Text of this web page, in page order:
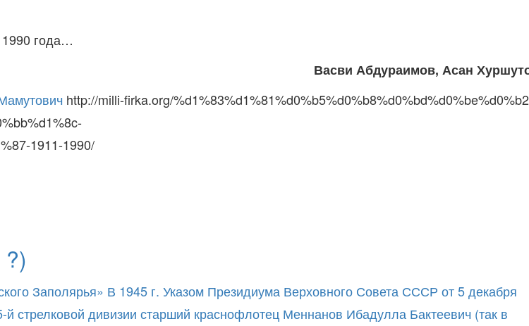
года…
Васви Абдураимов, Асан
http://milli-firka.org/
1911-1990/
Заполярья» В 1945 г. Указом Президиума Верховного Совета СССР от 5 декабря
й стрелковой дивизии старший краснофлотец Меннанов Ибадулла Бактеевич (так в